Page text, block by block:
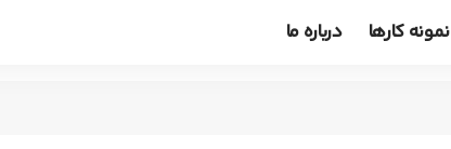
نمونه کارها درباره ما